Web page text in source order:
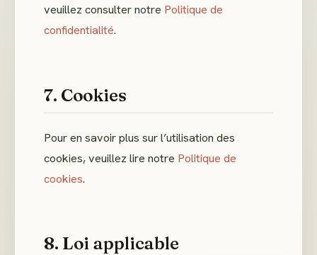
veuillez consulter notre Politique de
confidentialité.
7. Cookies
Pour en savoir plus sur l’utilisation des
cookies, veuillez lire notre Politique de
cookies.
8. Loi applicable